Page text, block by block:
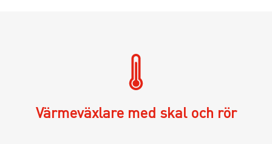
Värmeväxlare med skal och rör